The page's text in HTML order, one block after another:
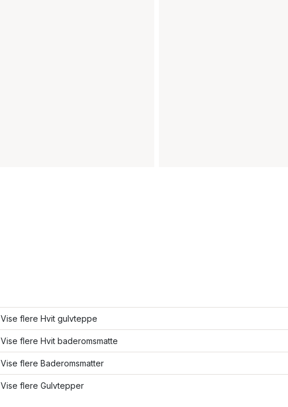
Vise flere Hvit gulvteppe
Vise flere Hvit baderomsmatte
Vise flere Baderomsmatter
Vise flere Gulvtepper